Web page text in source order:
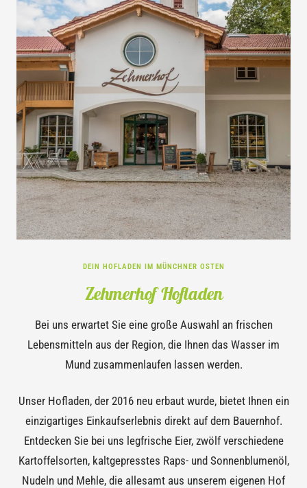
DEIN HOFLADEN IM MÜNCHNER OSTEN
Zehmerhof Hofladen
Bei uns erwartet Sie eine große Auswahl an frischen
Lebensmitteln aus der Region, die Ihnen das Wasser im
Mund zusammenlaufen lassen werden.
Unser Hofladen, der 2016 neu erbaut wurde, bietet Ihnen ein
einzigartiges Einkaufserlebnis direkt auf dem Bauernhof.
Entdecken Sie bei uns legfrische Eier, zwölf verschiedene
Kartoffelsorten, kaltgepresstes Raps- und Sonnenblumenöl,
Nudeln und Mehle, die allesamt aus unserem eigenen Hof